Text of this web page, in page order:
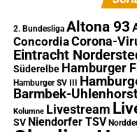
2. Bundesliga Altona 93
ConcordiaCorona-
Eintracht
Süderelbe Hamburger
Hamburger SV III
Barmbek-Uhlenhorst
Kolumne Livestream
SV Niendorfer TSV